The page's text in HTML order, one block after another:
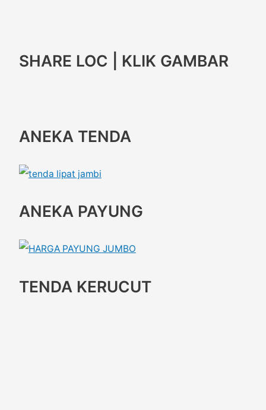
SHARE LOC | KLIK GAMBAR
ANEKA TENDA
ANEKA PAYUNG
TENDA KERUCUT